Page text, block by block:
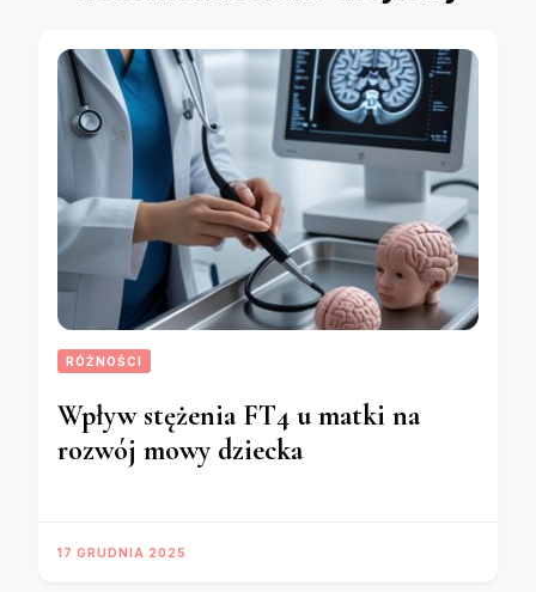
RÓŻNOŚCI
Wpływ stężenia FT4 u matki na
rozwój mowy dziecka
17 GRUDNIA 2025